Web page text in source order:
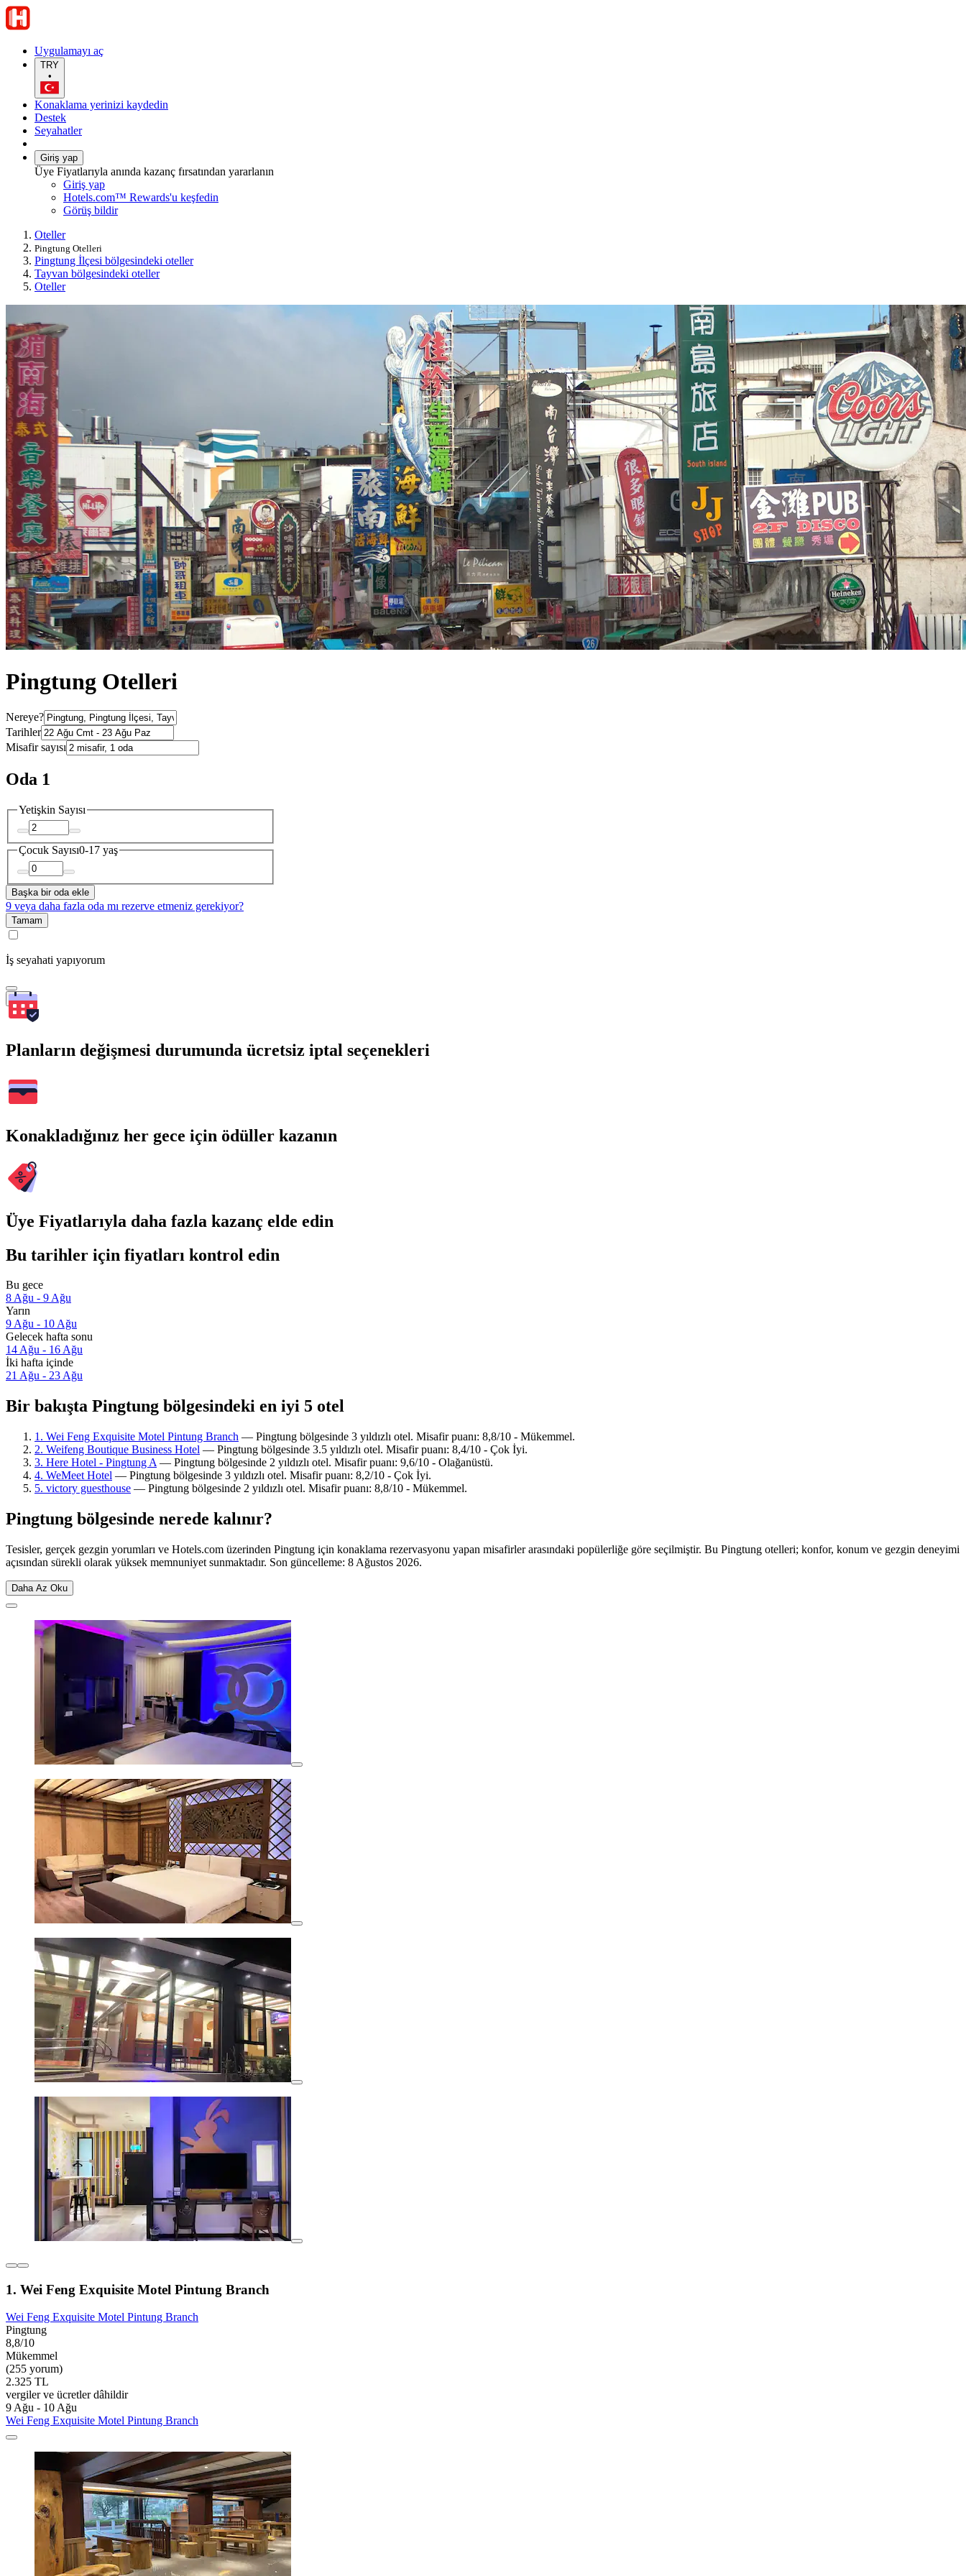
Uygulamayı aç
TRY
•
Konaklama yerinizi kaydedin
Destek
Seyahatler
Giriş yap
Üye Fiyatlarıyla anında kazanç fırsatından yararlanın
Giriş yap
Hotels.com™ Rewards'u keşfedin
Görüş bildir
Oteller
Pingtung Otelleri
Pingtung İlçesi bölgesindeki oteller
Tayvan bölgesindeki oteller
Oteller
Pingtung Otelleri
Nereye?
Tarihler
Misafir sayısı
Oda 1
Yetişkin Sayısı
Çocuk Sayısı0-17 yaş
Başka bir oda ekle
9 veya daha fazla oda mı rezerve etmeniz gerekiyor?
Tamam
İş seyahati yapıyorum
Ara
Planların değişmesi durumunda ücretsiz iptal seçenekleri
Konakladığınız her gece için ödüller kazanın
Üye Fiyatlarıyla daha fazla kazanç elde edin
Bu tarihler için fiyatları kontrol edin
Bu gece
8 Ağu - 9 Ağu
Yarın
9 Ağu - 10 Ağu
Gelecek hafta sonu
14 Ağu - 16 Ağu
İki hafta içinde
21 Ağu - 23 Ağu
Bir bakışta Pingtung bölgesindeki en iyi 5 otel
1. Wei Feng Exquisite Motel Pintung Branch — Pingtung bölgesinde 3 yıldızlı otel. Misafir puanı: 8,8/10 - Mükemmel.
2. Weifeng Boutique Business Hotel — Pingtung bölgesinde 3.5 yıldızlı otel. Misafir puanı: 8,4/10 - Çok İyi.
3. Here Hotel - Pingtung A — Pingtung bölgesinde 2 yıldızlı otel. Misafir puanı: 9,6/10 - Olağanüstü.
4. WeMeet Hotel — Pingtung bölgesinde 3 yıldızlı otel. Misafir puanı: 8,2/10 - Çok İyi.
5. victory guesthouse — Pingtung bölgesinde 2 yıldızlı otel. Misafir puanı: 8,8/10 - Mükemmel.
Pingtung bölgesinde nerede kalınır?
Tesisler, gerçek gezgin yorumları ve Hotels.com üzerinden Pingtung için konaklama rezervasyonu yapan misafirler arasındaki popülerliğe göre seçilmiştir. Bu Pingtung otelleri; konfor, konum ve gezgin deneyimi
açısından sürekli olarak yüksek memnuniyet sunmaktadır. Son güncelleme: 8 Ağustos 2026.
Daha Az Oku
1. Wei Feng Exquisite Motel Pintung Branch
Wei Feng Exquisite Motel Pintung Branch
Pingtung
8,8/10
Mükemmel
(255 yorum)
2.325 TL
vergiler ve ücretler dâhildir
9 Ağu - 10 Ağu
Wei Feng Exquisite Motel Pintung Branch